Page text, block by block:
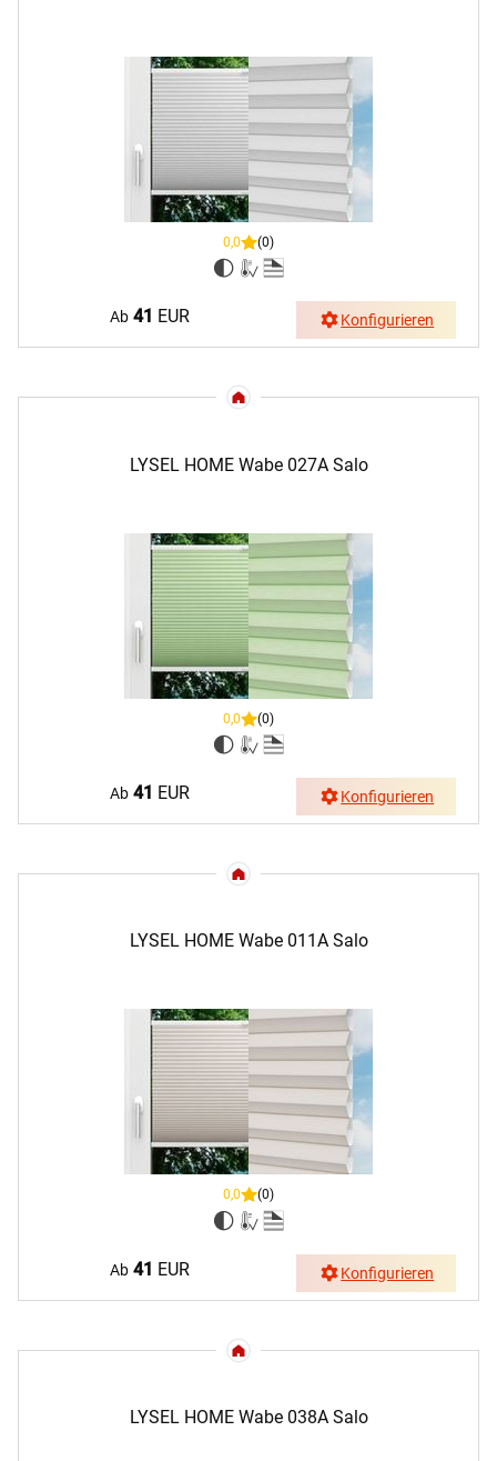
0,0 (0)
Ab 41 EUR Konfigurieren
LYSEL HOME Wabe 027A Salo
0,0 (0)
Ab 41 EUR Konfigurieren
LYSEL HOME Wabe 011A Salo
0,0 (0)
Ab 41 EUR Konfigurieren
LYSEL HOME Wabe 038A Salo